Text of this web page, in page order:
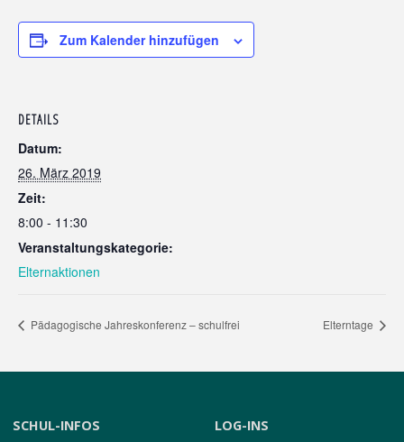
Zum Kalender hinzufügen
DETAILS
Datum:
26. März 2019
Zeit:
8:00 - 11:30
Veranstaltungskategorie:
Elternaktionen
Pädagogische Jahreskonferenz – schulfrei Elterntage
SCHUL-INFOS LOG-INS